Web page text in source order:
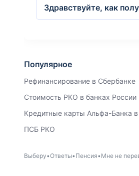
Здравствуйте, как
Популярное
Рефинансирование в Сбербанке
Стоимость РКО в банках России
Кредитные карты Альфа-Банка в
ПСБ РКО
Выберу Ответы Пенсия Мне не